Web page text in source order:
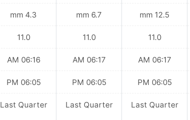
12.5 mm
11.0
06:17 AM
06:05 PM
Last Quarter
6.7 mm
11.0
06:17 AM
06:05 PM
Last Quarter
4.3 mm
11.0
06:16 AM
06:05 PM
Last Quarter